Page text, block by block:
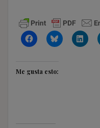
Me gusta esto: